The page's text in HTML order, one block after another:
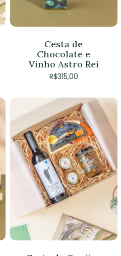
Cesta de
Chocolate e
Vinho Astro Rei
R$315,00